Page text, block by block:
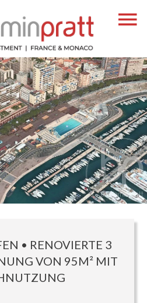
• RENOVIERTE 3
VON 95M² MIT